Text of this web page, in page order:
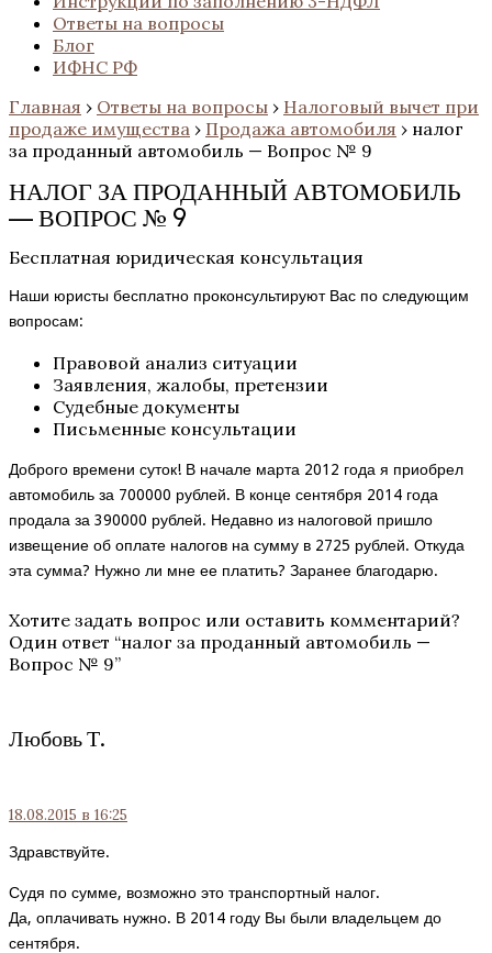
Ответы на вопросы
Блог
ИФНС РФ
Главная › Ответы на вопросы › Налоговый вычет при
продаже имущества › Продажа автомобиля › налог
за проданный автомобиль — Вопрос № 9
НАЛОГ ЗА ПРОДАННЫЙ АВТОМОБИЛЬ
— ВОПРОС № 9
Бесплатная юридическая консультация
Наши юристы бесплатно проконсультируют Вас по следующим
вопросам:
Правовой анализ ситуации
Заявления, жалобы, претензии
Судебные документы
Письменные консультации
Доброго времени суток! В начале марта 2012 года я приобрел
автомобиль за 700000 рублей. В конце сентября 2014 года
продала за 390000 рублей. Недавно из налоговой пришло
извещение об оплате налогов на сумму в 2725 рублей. Откуда
эта сумма? Нужно ли мне ее платить? Заранее благодарю.
Хотите задать вопрос или оставить комментарий?
Один ответ “налог за проданный автомобиль —
Вопрос № 9”
Любовь Т.
18.08.2015 в 16:25
Здравствуйте.
Судя по сумме, возможно это транспортный налог.
Да, оплачивать нужно. В 2014 году Вы были владельцем до
сентября.